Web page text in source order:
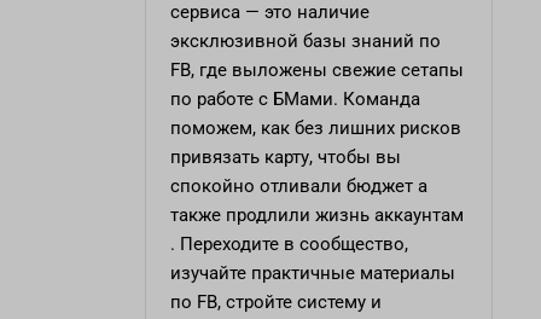
сервиса — это наличие
эксклюзивной базы знаний по
FB, где выложены свежие сетапы
по работе с БМами. Команда
поможем, как без лишних рисков
привязать карту, чтобы вы
спокойно отливали бюджет а
также продлили жизнь аккаунтам
. Переходите в сообщество,
изучайте практичные материалы
по FB, стройте систему и